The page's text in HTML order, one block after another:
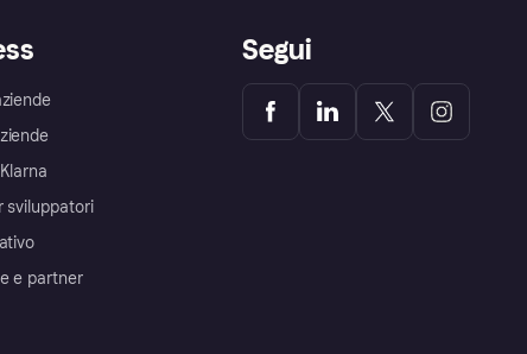
sviluppatori
e partner
Segui